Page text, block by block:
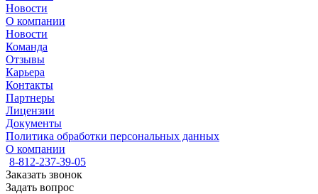
Новости
О компании
Новости
Команда
Отзывы
Карьера
Контакты
Партнеры
Лицензии
Документы
Политика обработки персональных данных
О компании
8-812-237-39-05
Заказать звонок
Задать вопрос